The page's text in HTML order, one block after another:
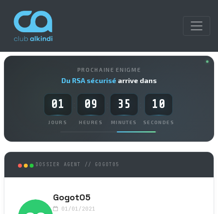
PROCHAINE ENIGME
Du RSA sécurisé arrive dans
01
JOURS
09
HEURES
35
MINUTES
10
SECONDES
DOSSIER AGENT // GOGOT05
Gogot05
01/01/2021